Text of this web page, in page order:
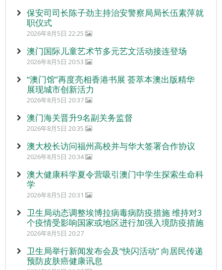
保安司司长陈子劲主持治安警察局局长伍素萍就
职仪式
2026年8月5日 22:25
澳门国际儿童艺术节多元艺文活动接连登场
2026年8月5日 20:53
“澳门馆”再度亮相香港书展 荟萃本澳出版精华
展现城市创新活力
2026年8月5日 20:37
澳门海关晋升9名副关务监督
2026年8月5日 20:35
澳大校长访问福州高校并与华大签署合作协议
2026年8月5日 20:34
澳大健康科学夏令营吸引澳门中学生探索生命科
学
2026年8月5日 20:31
卫生局动态调整埃博拉病毒病防疫措施 维持对3
个疫情受影响国家或地区进行加强入境防疫措施
2026年8月5日 20:27
卫生局举行新闻发布会及“快闪活动” 向居民传递
预防皮肤癌健康讯息